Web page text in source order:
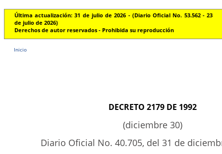
Última actualización: 31 de julio de 2026 - (Diario Oficial No. 53.562 - 23
de julio de 2026)
Derechos de autor reservados - Prohibida su reproducción
Inicio
DECRETO 2179 DE 1992
(diciembre 30)
Diario Oficial No. 40.705, del 31 de